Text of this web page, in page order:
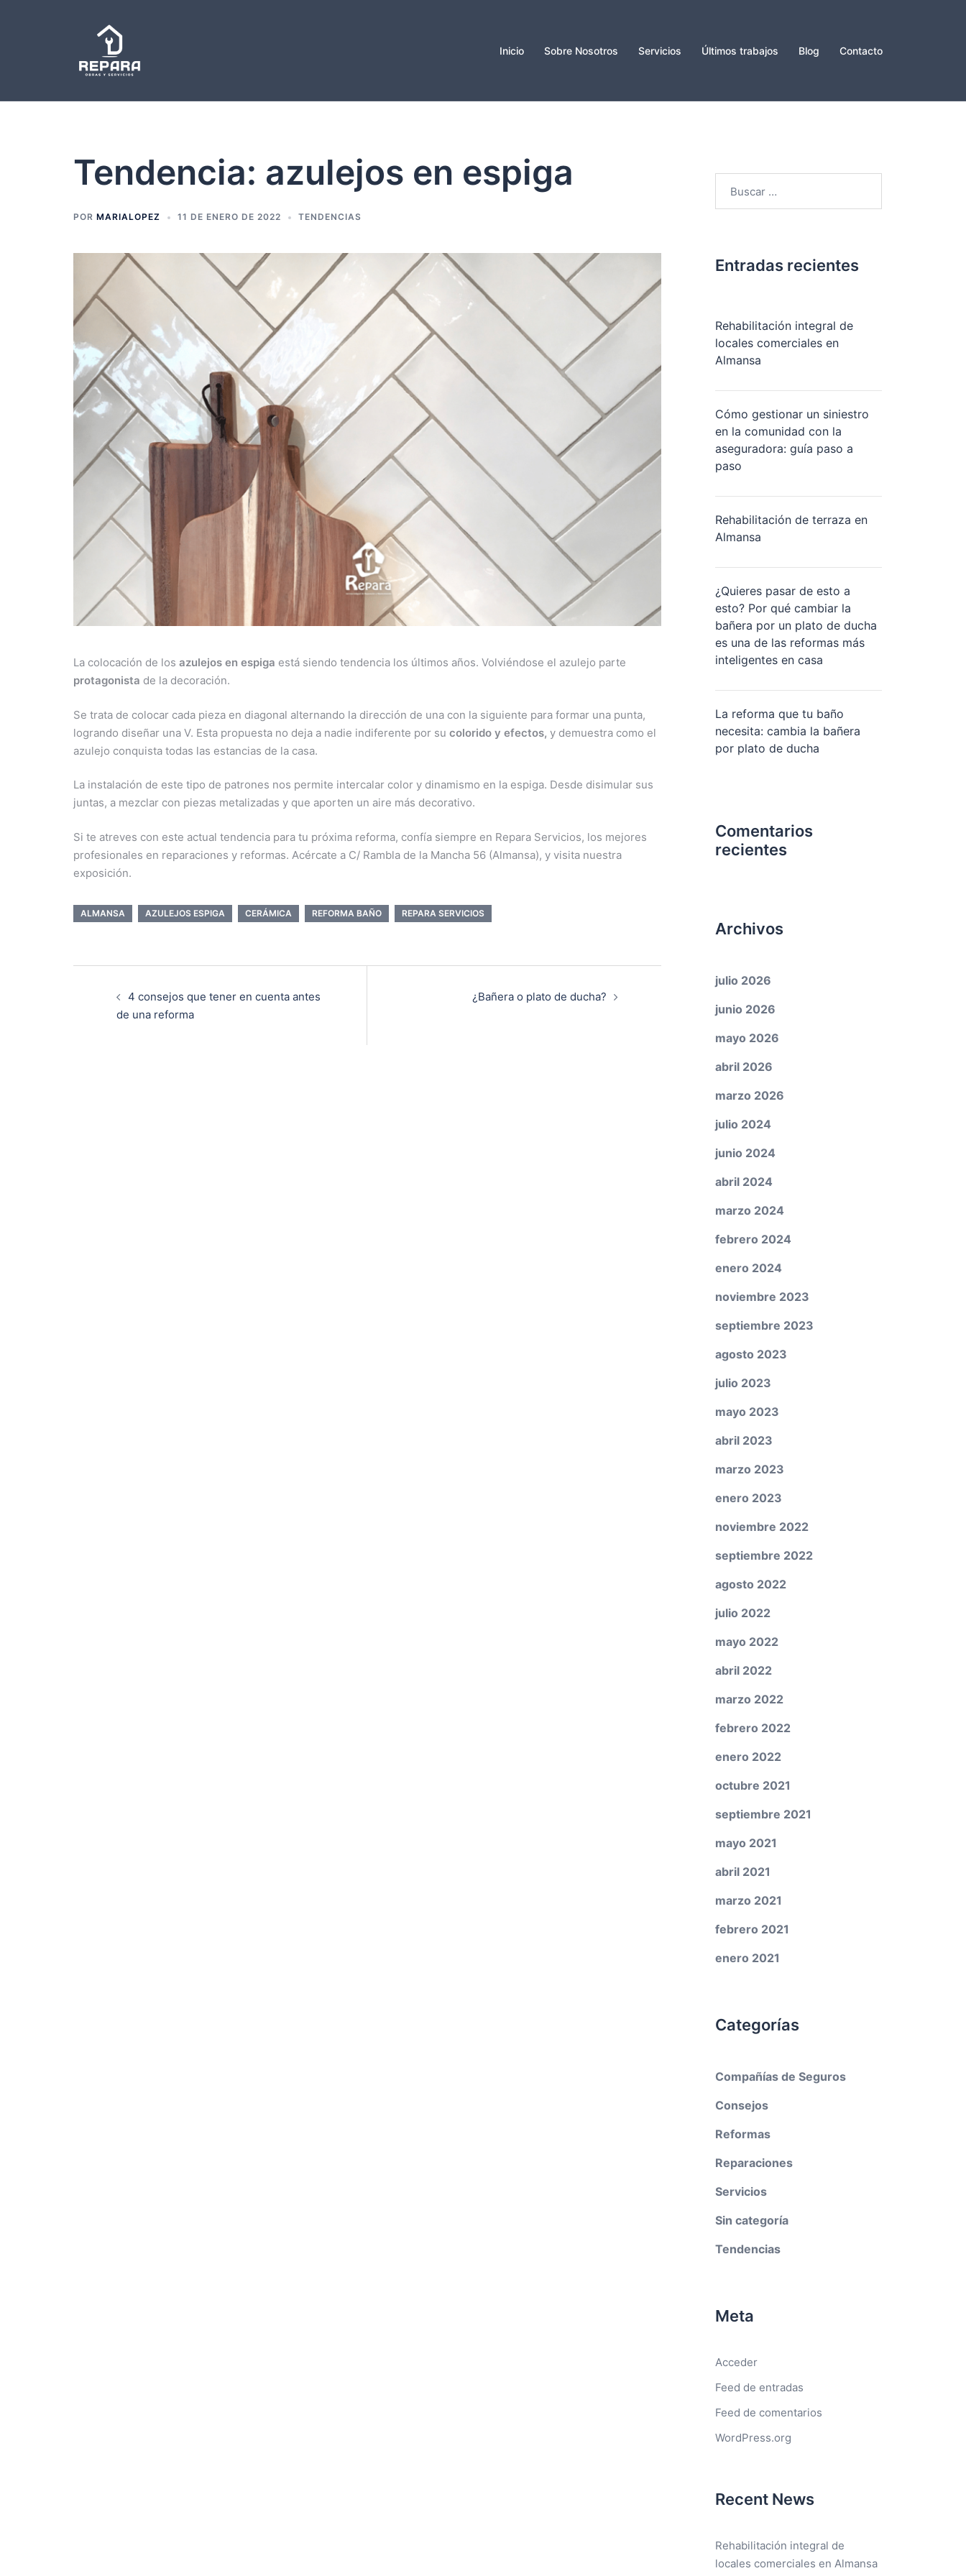
Inicio Sobre Nosotros Servicios Últimos trabajos Blog Contacto
Tendencia: azulejos en espiga
POR MARIALOPEZ 11 DE ENERO DE 2022 TENDENCIAS
La colocación de los azulejos en espiga está siendo tendencia los últimos años. Volviéndose el azulejo parte
protagonista de la decoración.
Se trata de colocar cada pieza en diagonal alternando la dirección de una con la siguiente para formar una punta,
logrando diseñar una V. Esta propuesta no deja a nadie indiferente por su colorido y efectos, y demuestra como el
azulejo conquista todas las estancias de la casa.
La instalación de este tipo de patrones nos permite intercalar color y dinamismo en la espiga. Desde disimular sus
juntas, a mezclar con piezas metalizadas y que aporten un aire más decorativo.
Si te atreves con este actual tendencia para tu próxima reforma, confía siempre en Repara Servicios, los mejores
profesionales en reparaciones y reformas. Acércate a C/ Rambla de la Mancha 56 (Almansa), y visita nuestra
exposición.
ALMANSA AZULEJOS ESPIGA CERÁMICA REFORMA BAÑO REPARA SERVICIOS
entradas
4 consejos que tener en cuenta antes
de una reforma
¿Bañera o plato de ducha?
Entradas recientes
Rehabilitación integral de
locales comerciales en
Almansa
Cómo gestionar un siniestro
en la comunidad con la
aseguradora: guía paso a
paso
Rehabilitación de terraza en
Almansa
¿Quieres pasar de esto a
esto? Por qué cambiar la
bañera por un plato de ducha
es una de las reformas más
inteligentes en casa
La reforma que tu baño
necesita: cambia la bañera
por plato de ducha
Comentarios
recientes
Archivos
julio 2026
junio 2026
mayo 2026
abril 2026
marzo 2026
julio 2024
junio 2024
abril 2024
marzo 2024
febrero 2024
enero 2024
noviembre 2023
septiembre 2023
agosto 2023
julio 2023
mayo 2023
abril 2023
marzo 2023
enero 2023
noviembre 2022
septiembre 2022
agosto 2022
julio 2022
mayo 2022
abril 2022
marzo 2022
febrero 2022
enero 2022
octubre 2021
septiembre 2021
mayo 2021
abril 2021
marzo 2021
febrero 2021
enero 2021
Categorías
Compañías de Seguros
Consejos
Reformas
Reparaciones
Servicios
Sin categoría
Tendencias
Meta
Acceder
Feed de entradas
Feed de comentarios
WordPress.org
Recent News
Rehabilitación integral de
locales comerciales en Almansa